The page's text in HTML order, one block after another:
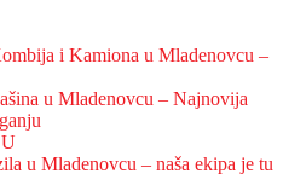
i Kamiona u Mladenovcu –
u Mladenovcu – Najnovija
u Mladenovcu – naša ekipa je tu